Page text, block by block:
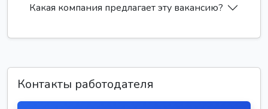
Какая компания предлагает эту вакансию?
Контакты работодателя